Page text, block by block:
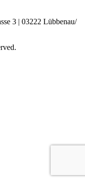
3 | 03222 Lübbenau/